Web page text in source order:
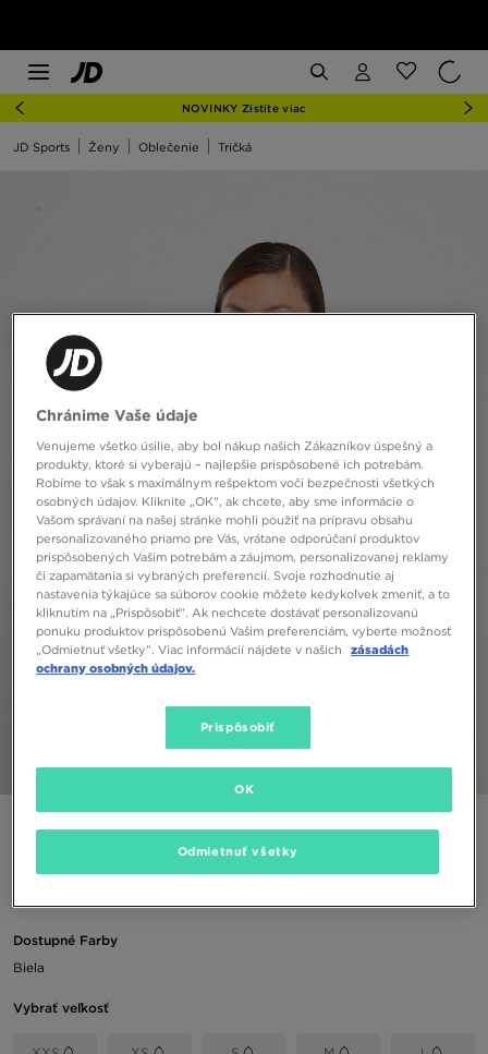
NOVINKY Zistite viac
JD Sports Ženy Oblečenie Tričká
Dostupné Farby
Biela
Vybrať veľkosť
Chránime Vaše údaje
Venujeme všetko úsilie, aby bol nákup našich Zákazníkov úspešný a
produkty, ktoré si vyberajú – najlepšie prispôsobené ich potrebám.
Robíme to však s maximálnym rešpektom voči bezpečnosti všetkých
osobných údajov. Kliknite „OK”, ak chcete, aby sme informácie o
Vašom správaní na našej stránke mohli použiť na prípravu obsahu
personalizovaného priamo pre Vás, vrátane odporúčaní produktov
prispôsobených Vašim potrebám a záujmom, personalizovanej reklamy
či zapamätania si vybraných preferencií. Svoje rozhodnutie aj
nastavenia týkajúce sa súborov cookie môžete kedykoľvek zmeniť, a to
kliknutím na „Prispôsobiť”. Ak nechcete dostávať personalizovanú
ponuku produktov prispôsobenú Vašim preferenciám, vyberte možnosť
„Odmietnuť všetky”. Viac informácií nájdete v našich
zásadách
ochrany osobných údajov.
Prispôsobiť
Odmietnuť všetky
OK